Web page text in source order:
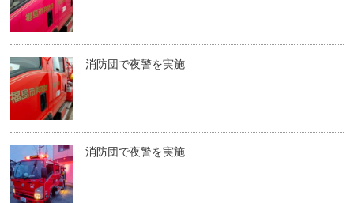
消防団で夜警を実施
消防団で夜警を実施